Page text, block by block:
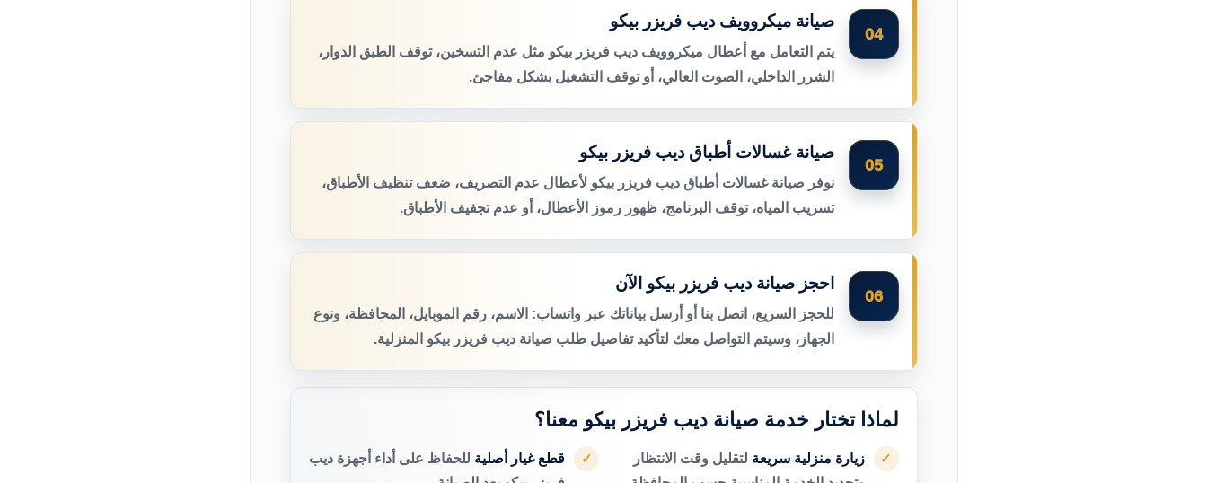
04
صيانة ميكروويف ديب فريزر بيكو
يتم التعامل مع أعطال ميكروويف ديب فريزر بيكو مثل عدم التسخين، توقف الطبق الدوار،
الشرر الداخلي، الصوت العالي، أو توقف التشغيل بشكل مفاجئ.
05
صيانة غسالات أطباق ديب فريزر بيكو
نوفر صيانة غسالات أطباق ديب فريزر بيكو لأعطال عدم التصريف، ضعف تنظيف الأطباق،
تسريب المياه، توقف البرنامج، ظهور رموز الأعطال، أو عدم تجفيف الأطباق.
06
احجز صيانة ديب فريزر بيكو الآن
للحجز السريع، اتصل بنا أو أرسل بياناتك عبر واتساب: الاسم، رقم الموبايل، المحافظة، ونوع
الجهاز، وسيتم التواصل معك لتأكيد تفاصيل طلب صيانة ديب فريزر بيكو المنزلية.
لماذا تختار خدمة صيانة ديب فريزر بيكو معنا؟
✓ زيارة منزلية سريعة لتقليل وقت الانتظار
✓ قطع غيار أصلية للحفاظ على أداء أجهزة ديب